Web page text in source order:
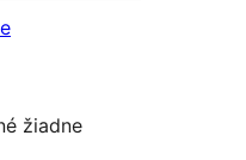
žiadne